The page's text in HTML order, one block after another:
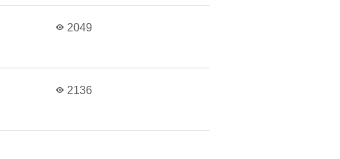
2049
2136